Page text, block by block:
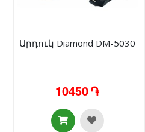
Արդուկ Diamond DM-5030
10450 ֏